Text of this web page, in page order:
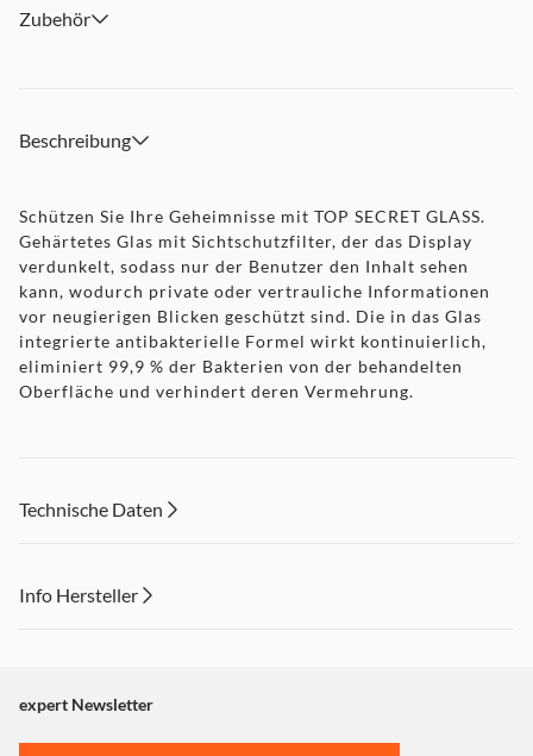
Zubehör
Beschreibung
Schützen Sie Ihre Geheimnisse mit TOP SECRET GLASS.
Gehärtetes Glas mit Sichtschutzfilter, der das Display
verdunkelt, sodass nur der Benutzer den Inhalt sehen
kann, wodurch private oder vertrauliche Informationen
vor neugierigen Blicken geschützt sind. Die in das Glas
integrierte antibakterielle Formel wirkt kontinuierlich,
eliminiert 99,9 % der Bakterien von der behandelten
Oberfläche und verhindert deren Vermehrung.
Technische Daten
Info Hersteller
"Marketing".
Einstellungen anpassen
expert Newsletter